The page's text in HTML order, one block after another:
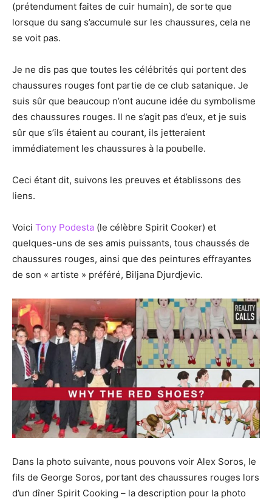
(prétendument faites de cuir humain), de sorte que
lorsque du sang s’accumule sur les chaussures, cela ne
se voit pas.
Je ne dis pas que toutes les célébrités qui portent des
chaussures rouges font partie de ce club satanique. Je
suis sûr que beaucoup n’ont aucune idée du symbolisme
des chaussures rouges. Il ne s’agit pas d’eux, et je suis
sûr que s’ils étaient au courant, ils jetteraient
immédiatement les chaussures à la poubelle.
Ceci étant dit, suivons les preuves et établissons des
liens.
Voici Tony Podesta (le célèbre Spirit Cooker) et
quelques-uns de ses amis puissants, tous chaussés de
chaussures rouges, ainsi que des peintures effrayantes
de son « artiste » préféré, Biljana Djurdjevic.
Dans la photo suivante, nous pouvons voir Alex Soros, le
fils de George Soros, portant des chaussures rouges lors
d’un dîner Spirit Cooking – la description pour la photo